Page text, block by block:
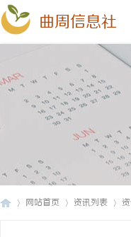
曲周信息社
网站首页 资讯列表